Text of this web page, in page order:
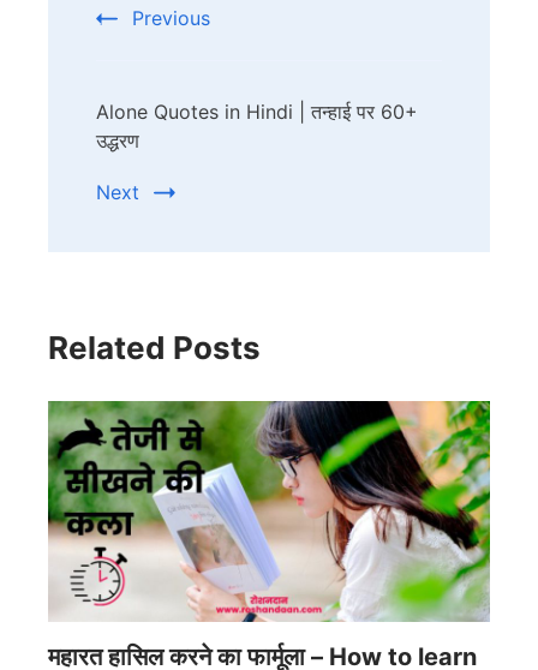
Previous
Alone Quotes in Hindi | तन्हाई पर 60+
उद्धरण
Next
Related Posts
महारत हासिल करने का फार्मूला – How to learn